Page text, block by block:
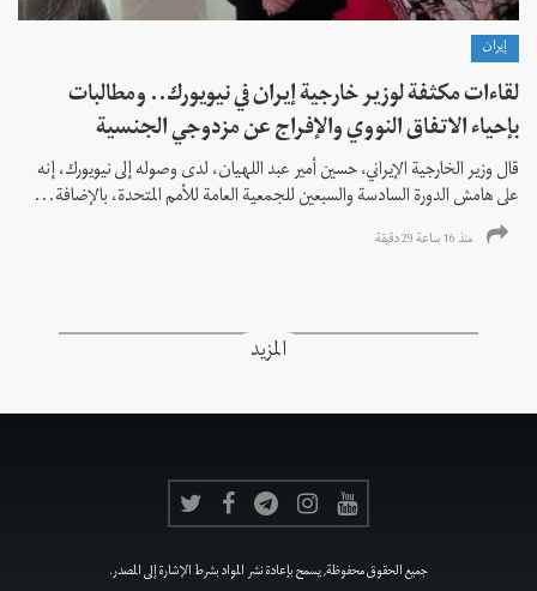
إيران
لقاءات مكثفة لوزير خارجية إيران في نيويورك.. ومطالبات
بإحياء الاتفاق النووي والإفراج عن مزدوجي الجنسية
قال وزير الخارجية الإيراني، حسين أمير عبد اللهيان، لدى وصوله إلى نيويورك، إنه
على هامش الدورة السادسة والسبعين للجمعية العامة للأمم المتحدة، بالإضافة...
منذ 16 ساعة 29 دقیقة
المزيد
جميع الحقوق محفوظة, يسمح بإعادة نشر المواد بشرط الإشارة إلى المصدر.